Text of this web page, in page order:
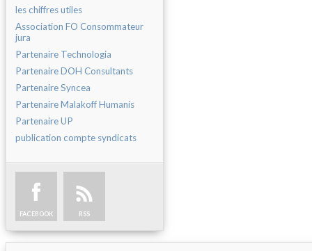
les chiffres utiles
Association FO Consommateur
jura
Partenaire Technologia
Partenaire DOH Consultants
Partenaire Syncea
Partenaire Malakoff Humanis
Partenaire UP
publication compte syndicats
FACEBOOK RSS